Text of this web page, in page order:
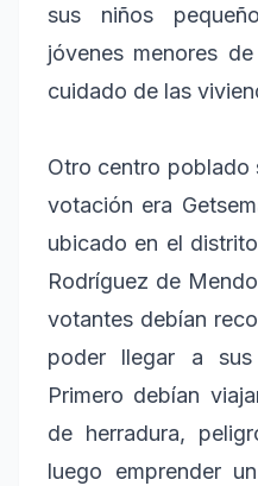
sus niños
jóvenes menores
cuidado de las
Otro centro poblado
votación era
ubicado en el
Rodríguez de
votantes debían
poder llegar a
Primero debían
de herradura,
luego emprender